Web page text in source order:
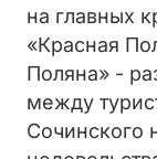
на главных
«Красная
Поляна» -
между
Сочинского